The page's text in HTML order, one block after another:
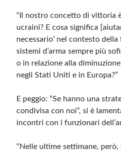
“Il nostro concetto di vittoria
ucraini? E cosa significa
necessario’ nel contesto
sistemi d’arma sempre più
o in relazione alla
negli Stati Uniti e in Europa?”
E peggio: “Se hanno una
condivisa con noi”, si è
incontri con i funzionari
“Nelle ultime settimane, però,